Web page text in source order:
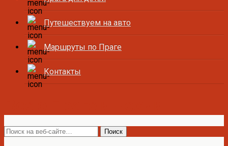
Путешествуем на авто
Маршруты по Праге
Контакты